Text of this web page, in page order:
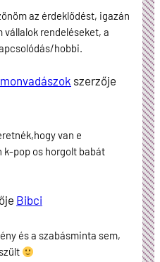
az érdeklődést, igazán
vállalok rendeléseket, a
hobbi.
szerzője
van e
k-pop os horgolt babát
Bibci
és a szabásminta sem,